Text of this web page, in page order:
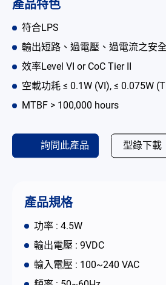
產品特色
符合LPS
輸出短路、過電壓、過電流之安
效率Level VI or CoC Tier II
空載功耗 ≤ 0.1W (VI), ≤ 0.075W
MTBF > 100,000 hours
詢問此產品 型錄下載
產品規格
功率 : 4.5W
輸出電壓 : 9VDC
輸入電壓 : 100~240 VAC
LED 電源供應器
CRPS 電源供應器
為何選擇翌勝
最新消息
公司簡介
简体中文 English